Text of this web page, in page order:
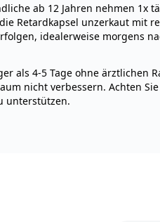
ab 12 Jahren nehmen 1x
Retardkapsel unzerkaut mit
idealerweise morgens
als 4-5 Tage ohne ärztlichen
nicht verbessern. Achten
unterstützen.